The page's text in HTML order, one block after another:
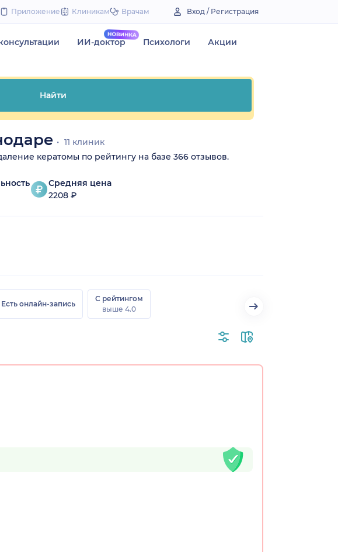
Приложение Клиникам Врачам Вход / Регистрация
ИИ-доктор Психологи Акции
Найти
11 клиник
кератомы по рейтингу на базе 366 отзывов.
Средняя цена
2208 ₽
Есть онлайн-запись
С рейтингом
выше 4.0